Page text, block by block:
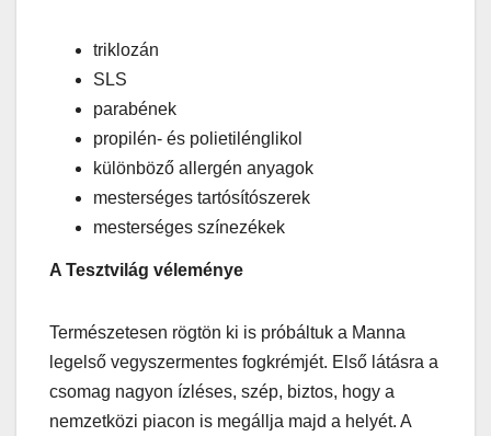
triklozán
SLS
parabének
propilén- és polietilénglikol
különböző allergén anyagok
mesterséges tartósítószerek
mesterséges színezékek
A Tesztvilág véleménye
Természetesen rögtön ki is próbáltuk a Manna
legelső vegyszermentes fogkrémjét. Első látásra a
csomag nagyon ízléses, szép, biztos, hogy a
nemzetközi piacon is megállja majd a helyét. A